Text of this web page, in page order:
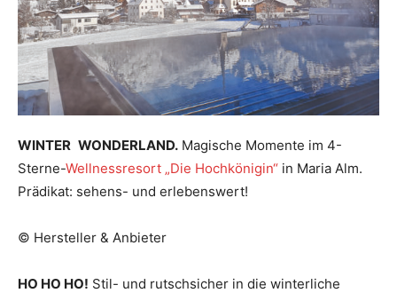
WINTER WONDERLAND. Magische Momente im 4-
Sterne-Wellnessresort „Die Hochkönigin“ in Maria Alm.
Prädikat: sehens- und erlebenswert!
© Hersteller & Anbieter
HO HO HO! Stil- und rutschsicher in die winterliche